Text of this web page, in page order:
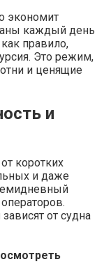
экономит
каждый день
правило,
Это режим,
и ценящие
и
коротких
и даже
от судна